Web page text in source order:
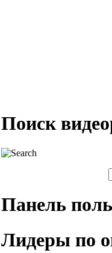
Поиск
Панель
Лидеры по